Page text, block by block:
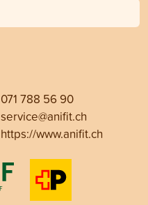
071 788 56 90
service@anifit.ch
https://www.anifit.ch